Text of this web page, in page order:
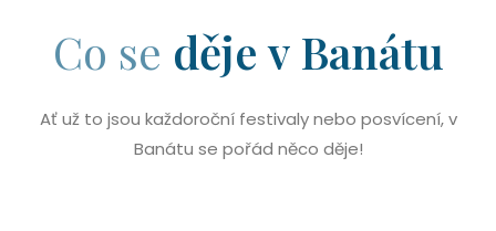
Co se děje v Banátu
Ať už to jsou každoroční festivaly nebo posvícení, v
Banátu se pořád něco děje!